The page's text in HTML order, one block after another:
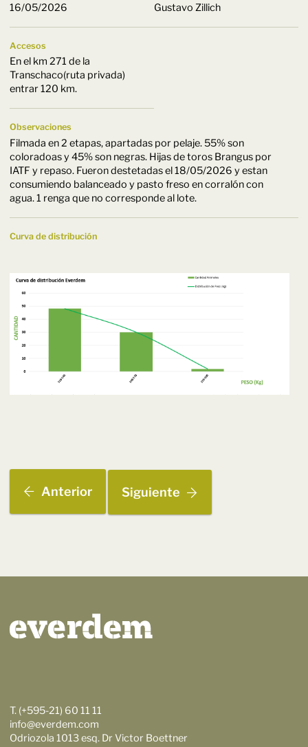
16/05/2026 Gustavo Zillich
Accesos
En el km 271 de la
Transchaco(ruta privada)
entrar 120 km.
Observaciones
Filmada en 2 etapas, apartadas por pelaje. 55% son
coloradoas y 45% son negras. Hijas de toros Brangus por
IATF y repaso. Fueron destetadas el 18/05/2026 y estan
consumiendo balanceado y pasto freso en corralón con
agua. 1 renga que no corresponde al lote.
Curva de distribución
Anterior Siguiente
T. (+595-21) 60 11 11
info@everdem.com
Odriozola 1013 esq. Dr Victor Boettner